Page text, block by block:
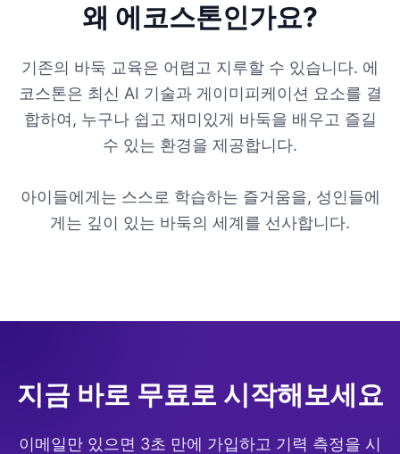
왜 에코스톤인가요?
기존의 바둑 교육은 어렵고 지루할 수 있습니다. 에
코스톤은 최신 AI 기술과 게이미피케이션 요소를 결
합하여, 누구나 쉽고 재미있게 바둑을 배우고 즐길
수 있는 환경을 제공합니다.
아이들에게는 스스로 학습하는 즐거움을, 성인들에
게는 깊이 있는 바둑의 세계를 선사합니다.
지금 바로 무료로 시작해보세요
이메일만 있으면 3초 만에 가입하고 기력 측정을 시